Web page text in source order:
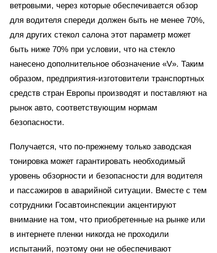
ветровыми, через которые обеспечивается обзор
для водителя спереди должен быть не менее 70%,
для других стекол салона этот параметр может
быть ниже 70% при условии, что на стекло
нанесено дополнительное обозначение «V». Таким
образом, предприятия-изготовители транспортных
средств стран Европы производят и поставляют на
рынок авто, соответствующим нормам
безопасности.
Получается, что по-прежнему только заводская
тонировка может гарантировать необходимый
уровень обзорности и безопасности для водителя
и пассажиров в аварийной ситуации. Вместе с тем
сотрудники Госавтоинспекции акцентируют
внимание на том, что приобретенные на рынке или
в интернете пленки никогда не проходили
испытаний, поэтому они не обеспечивают